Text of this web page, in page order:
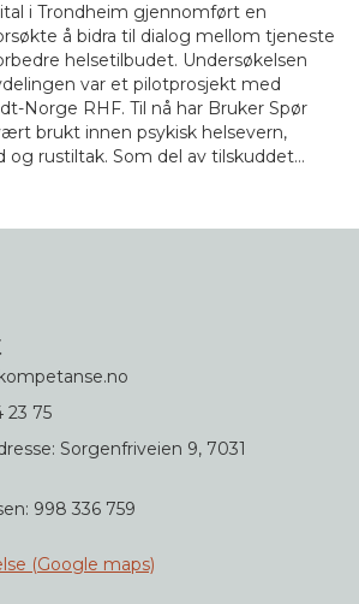
i Trondheim gjennomført en
å bidra til dialog mellom tjeneste
helsetilbudet. Undersøkelsen
var et pilotprosjekt med
Norge RHF. Til nå har Bruker Spør
brukt innen psykisk helsevern,
og rustiltak. Som del av tilskuddet…
23 75
Sorgenfriveien 9, 7031
998 336 759
maps
(Google maps)